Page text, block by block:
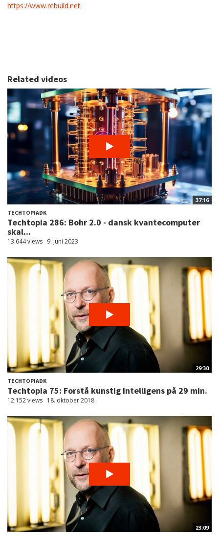
https://www.rebuild.net
Related videos
37:16
TECHTOPIADK
Techtopia 286: Bohr 2.0 - dansk kvantecomputer
skal...
13.644 views 9. juni 2023
29:30
TECHTOPIADK
Techtopia 75: Forstå kunstig intelligens på 29 min.
12.152 views 18. oktober 2018
23:09